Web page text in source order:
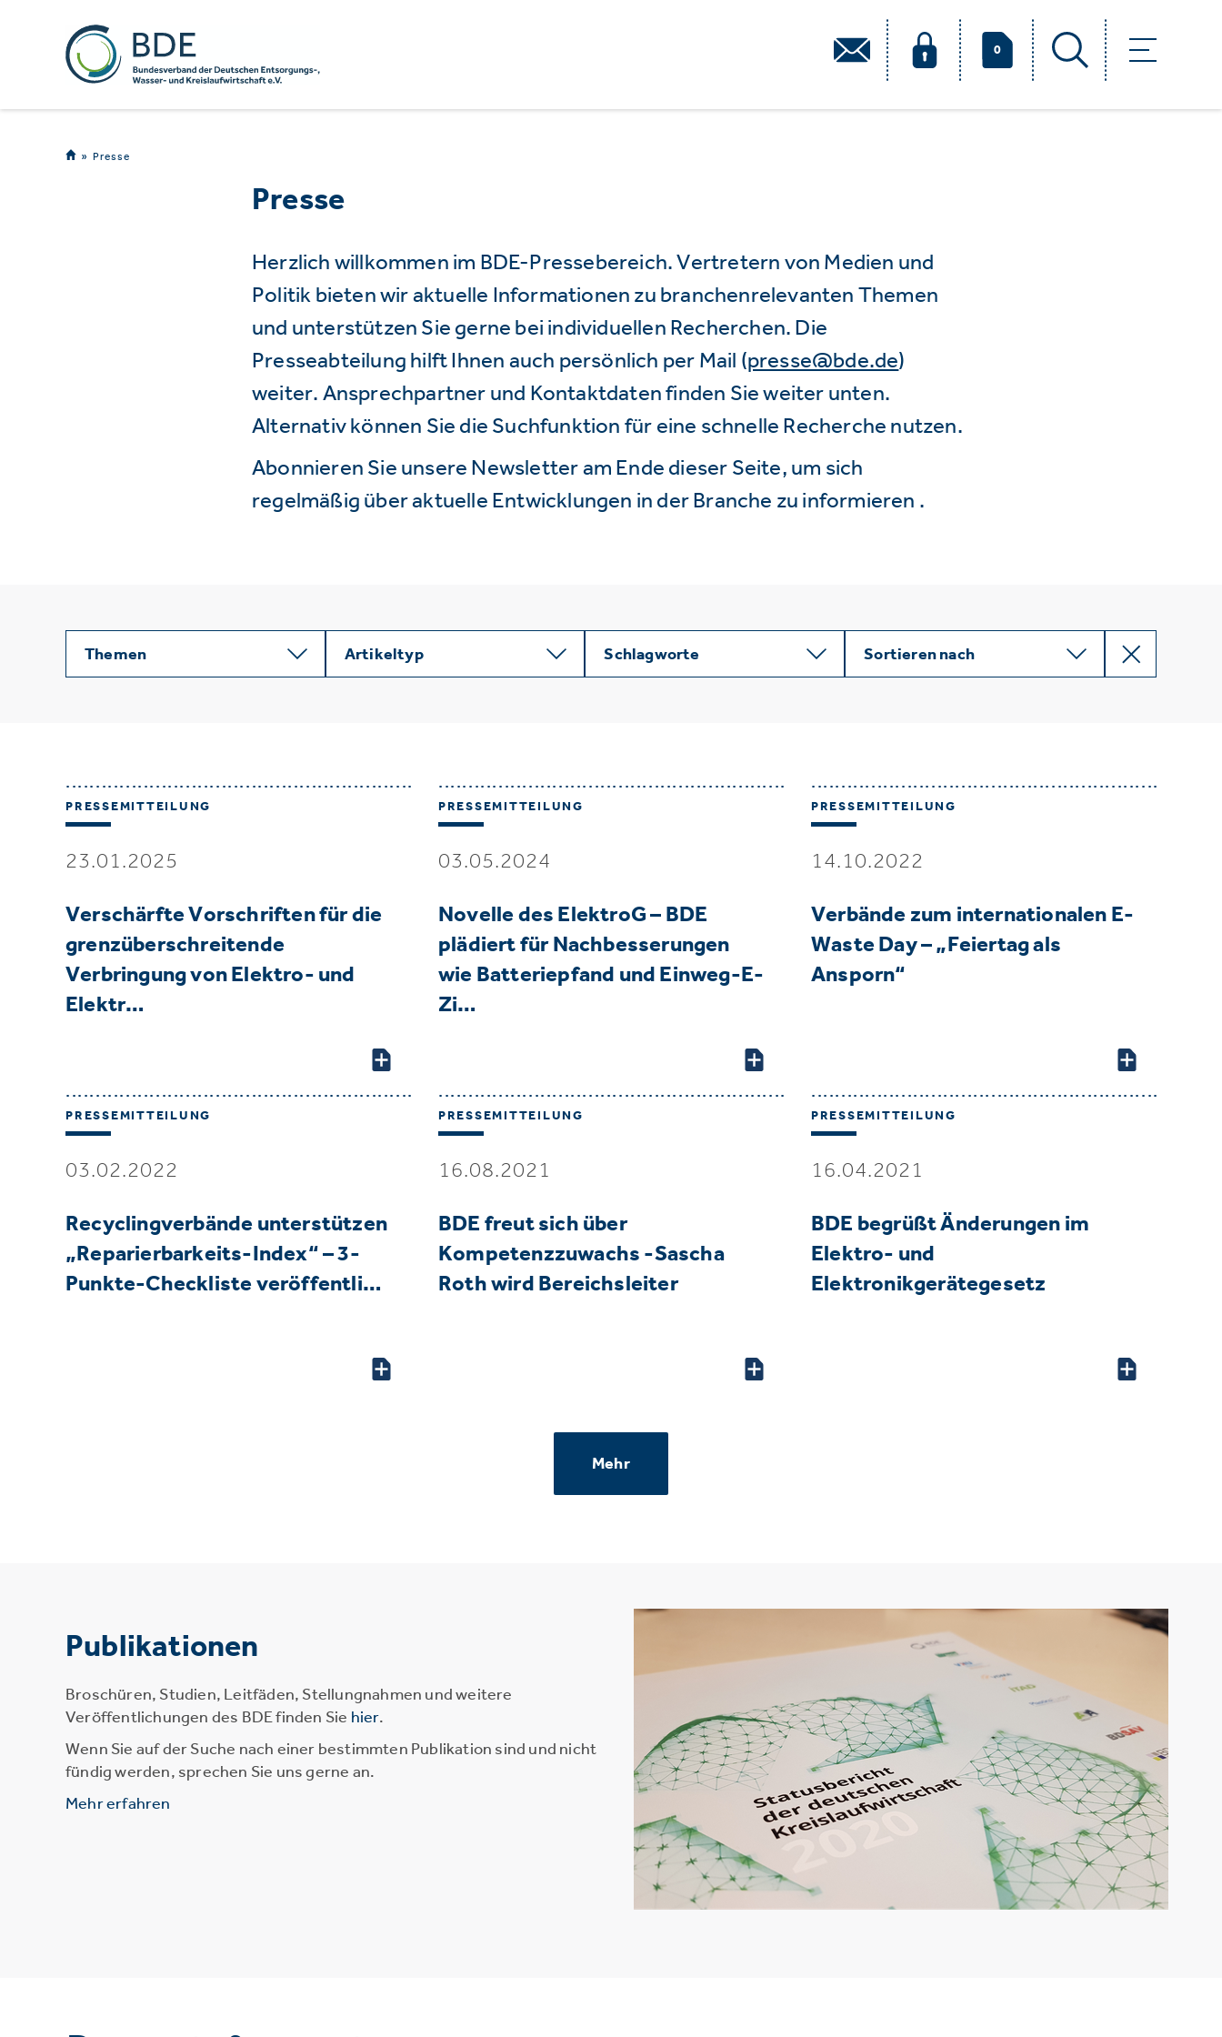
0
Presse
Presse
Herzlich willkommen im BDE-Pressebereich. Vertretern von Medien und
Politik bieten wir aktuelle Informationen zu branchenrelevanten Themen
und unterstützen Sie gerne bei individuellen Recherchen. Die
Presseabteilung hilft Ihnen auch persönlich per Mail (presse@bde.de)
weiter. Ansprechpartner und Kontaktdaten finden Sie weiter unten.
Alternativ können Sie die Suchfunktion für eine schnelle Recherche nutzen.
Abonnieren Sie unsere Newsletter am Ende dieser Seite, um sich
regelmäßig über aktuelle Entwicklungen in der Branche zu informieren .
Themen Artikeltyp Schlagworte Sortieren nach
PRESSEMITTEILUNG
23.01.2025
Verschärfte Vorschriften für die
grenzüberschreitende
Verbringung von Elektro- und
Elektr…
PRESSEMITTEILUNG
03.05.2024
Novelle des ElektroG – BDE
plädiert für Nachbesserungen
wie Batteriepfand und Einweg-E-
Zi…
PRESSEMITTEILUNG
14.10.2022
Verbände zum internationalen E-
Waste Day – „Feiertag als
Ansporn“
PRESSEMITTEILUNG
03.02.2022
Recyclingverbände unterstützen
„Reparierbarkeits-Index“ – 3-
Punkte-Checkliste veröffentli…
PRESSEMITTEILUNG
16.08.2021
BDE freut sich über
Kompetenzzuwachs -Sascha
Roth wird Bereichsleiter
PRESSEMITTEILUNG
16.04.2021
BDE begrüßt Änderungen im
Elektro- und
Elektronikgerätegesetz
Mehr
Publikationen
Broschüren, Studien, Leitfäden, Stellungnahmen und weitere
Veröffentlichungen des BDE finden Sie hier.
Wenn Sie auf der Suche nach einer bestimmten Publikation sind und nicht
fündig werden, sprechen Sie uns gerne an.
Mehr erfahren